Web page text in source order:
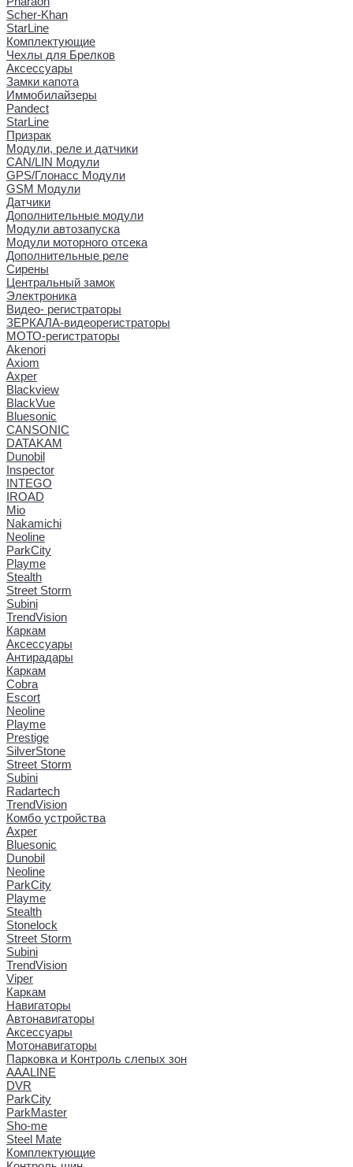
Scher-Khan
StarLine
Комплектующие
Чехлы для Брелков
Аксессуары
Замки капота
Иммобилайзеры
Pandect
StarLine
Призрак
Модули, реле и датчики
CAN/LIN Модули
GPS/Глонасс Модули
GSM Модули
Датчики
Дополнительные модули
Модули автозапуска
Модули моторного отсека
Дополнительные реле
Сирены
Центральный замок
Электроника
Видео- регистраторы
ЗЕРКАЛА-видеорегистраторы
МОТО-регистраторы
Akenori
Axiom
Axper
Blackview
BlackVue
Bluesonic
CANSONIC
DATAKAM
Dunobil
Inspector
INTEGO
IROAD
Mio
Nakamichi
Neoline
ParkCity
Playme
Stealth
Street Storm
Subini
TrendVision
Каркам
Аксессуары
Антирадары
Каркам
Cobra
Escort
Neoline
Playme
Prestige
SilverStone
Street Storm
Subini
Radartech
TrendVision
Комбо устройства
Axper
Bluesonic
Dunobil
Neoline
ParkCity
Playme
Stealth
Stonelock
Street Storm
Subini
TrendVision
Viper
Каркам
Навигаторы
Автонавигаторы
Аксессуары
Мотонавигаторы
Парковка и Контроль слепых зон
AAALINE
DVR
ParkCity
ParkMaster
Sho-me
Steel Mate
Комплектующие